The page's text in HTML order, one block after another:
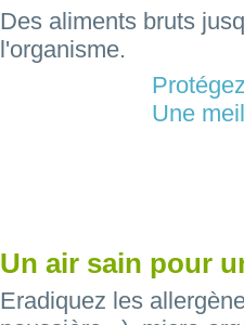
Des aliments bruts
l'organisme.
Une
Un air sain pour
Eradiquez les